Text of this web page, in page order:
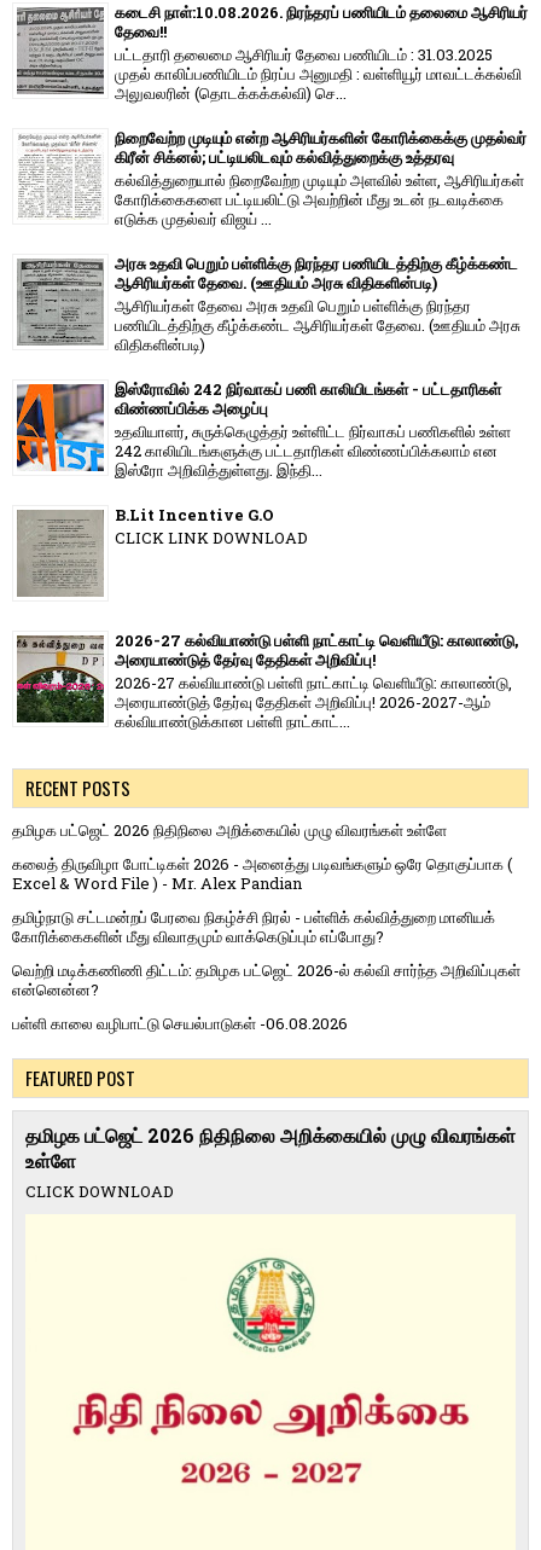
கடைசி நாள்:10.08.2026. நிரந்தரப் பணியிடம் தலைமை ஆசிரியர்
தேவை!!
பட்டதாரி தலைமை ஆசிரியர் தேவை பணியிடம் : 31.03.2025
முதல் காலிப்பணியிடம் நிரப்ப அனுமதி : வள்ளியூர் மாவட்டக்கல்வி
அலுவலரின் (தொடக்கக்கல்வி) செ...
நிறைவேற்ற முடியும் என்ற ஆசிரியர்களின் கோரிக்கைக்கு முதல்வர்
கிரீன் சிக்னல்; பட்டியலிடவும் கல்வித்துறைக்கு உத்தரவு
கல்வித்துறையால் நிறைவேற்ற முடியும் அளவில் உள்ள, ஆசிரியர்கள்
கோரிக்கைகளை பட்டியலிட்டு அவற்றின் மீது உடன் நடவடிக்கை
எடுக்க முதல்வர் விஜய் ...
அரசு உதவி பெறும் பள்ளிக்கு நிரந்தர பணியிடத்திற்கு கீழ்க்கண்ட
ஆசிரியர்கள் தேவை. (ஊதியம் அரசு விதிகளின்படி)
ஆசிரியர்கள் தேவை அரசு உதவி பெறும் பள்ளிக்கு நிரந்தர
பணியிடத்திற்கு கீழ்க்கண்ட ஆசிரியர்கள் தேவை. (ஊதியம் அரசு
விதிகளின்படி)
இஸ்ரோவில் 242 நிர்வாகப் பணி காலியிடங்கள் - பட்டதாரிகள்
விண்ணப்பிக்க அழைப்பு
உதவியாளர், சுருக்கெழுத்தர் உள்ளிட்ட நிர்வாகப் பணிகளில் உள்ள
242 காலியிடங்களுக்கு பட்டதாரிகள் விண்ணப்பிக்கலாம் என
இஸ்ரோ அறிவித்துள்ளது. இந்தி...
B.Lit Incentive G.O
CLICK LINK DOWNLOAD
2026-27 கல்வியாண்டு பள்ளி நாட்காட்டி வெளியீடு: காலாண்டு,
அரையாண்டுத் தேர்வு தேதிகள் அறிவிப்பு!
2026-27 கல்வியாண்டு பள்ளி நாட்காட்டி வெளியீடு: காலாண்டு,
அரையாண்டுத் தேர்வு தேதிகள் அறிவிப்பு! 2026-2027-ஆம்
கல்வியாண்டுக்கான பள்ளி நாட்காட்...
RECENT POSTS
தமிழக பட்ஜெட் 2026 நிதிநிலை அறிக்கையில் முழு விவரங்கள் உள்ளே
கலைத் திருவிழா போட்டிகள் 2026 - அனைத்து படிவங்களும் ஒரே தொகுப்பாக (
Excel & Word File ) - Mr. Alex Pandian
தமிழ்நாடு சட்டமன்றப் பேரவை நிகழ்ச்சி நிரல் - பள்ளிக் கல்வித்துறை மானியக்
கோரிக்கைகளின் மீது விவாதமும் வாக்கெடுப்பும் எப்போது?
வெற்றி மடிக்கணிணி திட்டம்: தமிழக பட்ஜெட் 2026-ல் கல்வி சார்ந்த அறிவிப்புகள்
என்னென்ன?
பள்ளி காலை வழிபாட்டு செயல்பாடுகள் -06.08.2026
FEATURED POST
தமிழக பட்ஜெட் 2026 நிதிநிலை அறிக்கையில் முழு விவரங்கள்
உள்ளே
CLICK DOWNLOAD